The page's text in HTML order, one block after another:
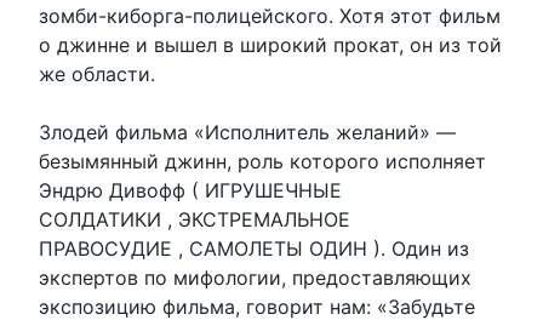
зомби-киборга-полицейского. Хотя этот фильм
о джинне и вышел в широкий прокат, он из той
же области.
Злодей фильма «Исполнитель желаний» —
безымянный джинн, роль которого исполняет
Эндрю Дивофф ( ИГРУШЕЧНЫЕ
СОЛДАТИКИ , ЭКСТРЕМАЛЬНОЕ
ПРАВОСУДИЕ , САМОЛЕТЫ ОДИН ). Один из
экспертов по мифологии, предоставляющих
экспозицию фильма, говорит нам: «Забудьте